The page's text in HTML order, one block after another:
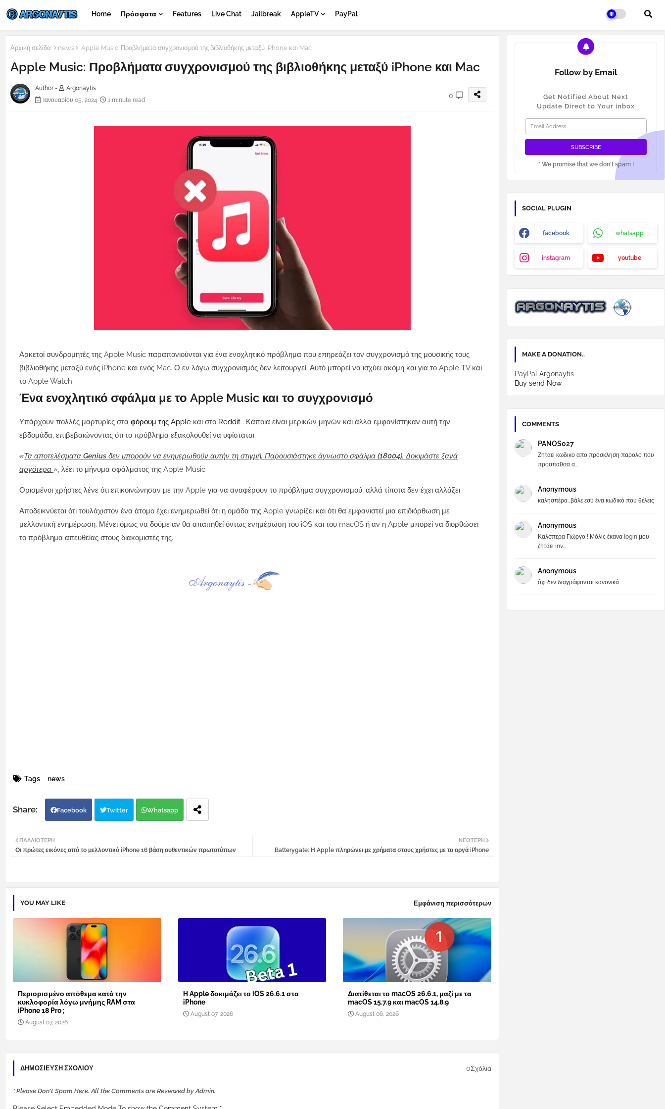
Home Πρόσφατα Features Live Chat Jailbreak AppleTV PayPal
Αρχική σελίδα news Apple Music: Προβλήματα συγχρονισμού της βιβλιοθήκης μεταξύ iPhone και Mac
Apple Music: Προβλήματα συγχρονισμού της βιβλιοθήκης μεταξύ iPhone και Mac
Author -
Argonaytis
Ιανουαρίου 05, 2024
1 minute read
0
Αρκετοί συνδρομητές της Apple Music παραπονιούνται για ένα ενοχλητικό πρόβλημα που επηρεάζει τον συγχρονισμό της μουσικής τους
βιβλιοθήκης μεταξύ ενός iPhone και ενός Mac. Ο εν λόγω συγχρονισμός δεν λειτουργεί. Αυτό μπορεί να ισχύει ακόμη και για το Apple TV και
το Apple Watch.
Ένα ενοχλητικό σφάλμα με το Apple Music και το συγχρονισμό
Υπάρχουν πολλές μαρτυρίες στα φόρουμ της Apple και στο Reddit . Κάποια είναι μερικών μηνών και άλλα εμφανίστηκαν αυτή την
εβδομάδα, επιβεβαιώνοντας ότι το πρόβλημα εξακολουθεί να υφίσταται.
«Τα αποτελέσματα Genius δεν μπορούν να ενημερωθούν αυτήν τη στιγμή. Παρουσιάστηκε άγνωστο σφάλμα (18004). Δοκιμάστε ξανά
αργότερα », λέει το μήνυμα σφάλματος της Apple Music.
Ορισμένοι χρήστες λένε ότι επικοινώνησαν με την Apple για να αναφέρουν το πρόβλημα συγχρονισμού, αλλά τίποτα δεν έχει αλλάξει.
Αποδεικνύεται ότι τουλάχιστον ένα άτομο έχει ενημερωθεί ότι η ομάδα της Apple γνωρίζει και ότι θα εμφανιστεί μια επιδιόρθωση με
μελλοντική ενημέρωση. Μένει όμως να δούμε αν θα απαιτηθεί όντως ενημέρωση του iOS και του macOS ή αν η Apple μπορεί να διορθώσει
το πρόβλημα απευθείας στους διακομιστές της.
Tags news
Facebook Twitter Whatsapp
ΝΕΌΤΕΡΗ
Batterygate: Η Apple πληρώνει με χρήματα στους χρήστες με τα αργά iPhone
ΠΑΛΑΙΌΤΕΡΗ
Οι πρώτες εικόνες από το μελλοντικό iPhone 16 βάση αυθεντικών πρωτοτύπων
YOU MAY LIKE Εμφάνιση περισσότερων
Περιορισμένο απόθεμα κατά την
κυκλοφορία λόγω μνήμης RAM στα
iPhone 18 Pro ;
August 07, 2026
Η Apple δοκιμάζει το iOS 26.6.1 στα
iPhone
August 07, 2026
Διατίθεται το macOS 26.6.1, μαζί με τα
macOS 15.7.9 και macOS 14.8.9
August 06, 2026
ΔΗΜΟΣΊΕΥΣΗ ΣΧΟΛΊΟΥ 0Σχόλια
* Please Don't Spam Here. All the Comments are Reviewed by Admin.
Follow by Email
Get Notified About Next
Update Direct to Your inbox
* We promise that we don't spam !
SOCIAL PLUGIN
facebook whatsapp
instagram youtube
MAKE A DONATION..
PayPal Argonaytis
Buy send Now
COMMENTS
PANOS027
Ζηταει κωδικο απο προσκληση παρολο που
προσπαθσα α...
Anonymous
καλησπέρα...βάλε εσύ ένα κωδικό που θέλεις
Anonymous
Καλσπερα Γιώργο ! Μόλις έκανα login μου
ζητάει inv...
Anonymous
όχι δεν διαγράφονται κανονικά